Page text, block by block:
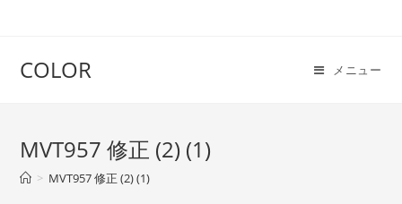
COLOR メニュー
MVT957 修正 (2) (1)
> MVT957 修正 (2) (1)